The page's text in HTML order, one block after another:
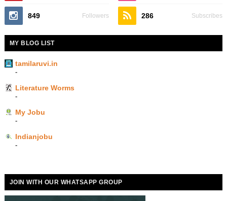
849 Followers 286 Subscribes
MY BLOG LIST
tamilaruvi.in
-
Literature Worms
-
My Jobu
-
Indianjobu
-
JOIN WITH OUR WHATSAPP GROUP